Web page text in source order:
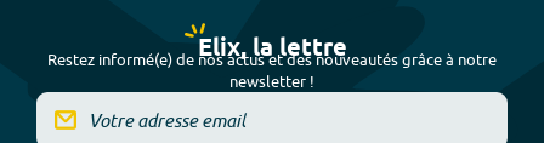
Elix, la lettre
Restez informé(e) de nos actus et des nouveautés grâce à notre
newsletter !